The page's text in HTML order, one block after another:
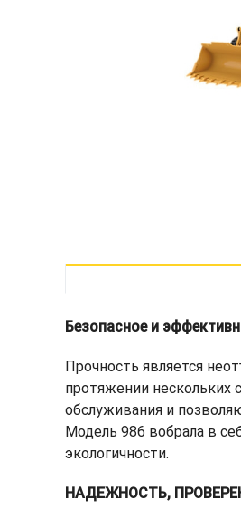
Безопасное и
Прочность является
протяжении нескольких
обслуживания и
Модель 986 вобрала в
экологичности.
НАДЕЖНОСТЬ,